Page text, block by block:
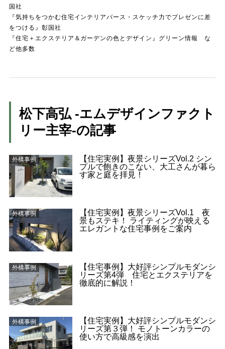
国社
『気持ちをつかむ住宅インテリアパース・スケッチ力でプレゼンに差
をつける』彰国社
『住宅＋エクステリア＆ガーデンの色とデザイン』グリーン情報 な
ど他多数
松下高弘 -エムデザインファクト
リー主宰-の記事
外構事例
【住宅実例】夜景シリーズVol.2 シン
プルで飽きのこない、大工さんが暮ら
す家と庭を拝見！
外構事例
【住宅実例】夜景シリーズVol.1 夜
景もステキ！ ライティングが映える
エレガントな住宅事例をご案内
外構事例
【住宅事例】大好評シンプルモダンシ
リーズ第4弾 住宅とエクステリアを
徹底的に解説！
外構事例
【住宅実例】大好評シンプルモダンシ
リーズ第３弾！ モノトーンカラーの
使い方で高級感を演出